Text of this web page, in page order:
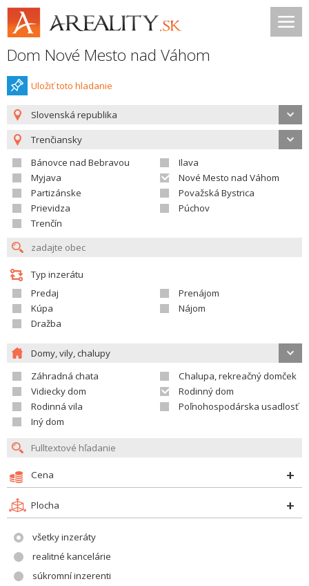
Dom Nové Mesto nad Váhom
Uložiť toto hladanie
Slovenská republika
Trenčiansky
Bánovce nad Bebravou
Ilava
Myjava
Nové Mesto nad Váhom
Partizánske
Považská Bystrica
Prievidza
Púchov
Trenčín
Typ inzerátu
Predaj
Prenájom
Kúpa
Nájom
Dražba
Domy, vily, chalupy
Záhradná chata
Chalupa, rekreačný domček
Vidiecky dom
Rodinný dom
Rodinná vila
Poľnohospodárska usadlosť
Iný dom
Cena
Plocha
všetky inzeráty
realitné kancelárie
súkromní inzerenti